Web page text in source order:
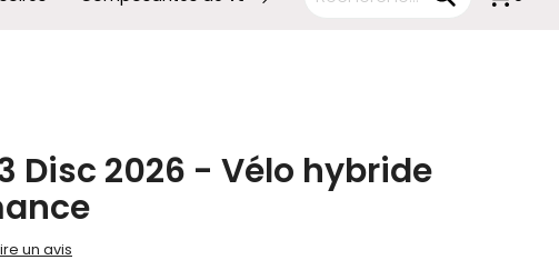
Disc 2026 - Vélo hybride
un avis